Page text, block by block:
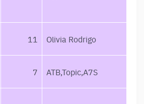
11 Olivia Rodrigo
7 ATB,Topic,A7S